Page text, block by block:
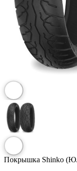
Покрышка Shinko (Ю.